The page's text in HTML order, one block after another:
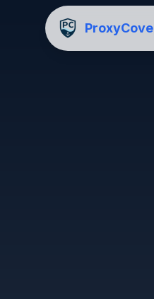
ProxyCove